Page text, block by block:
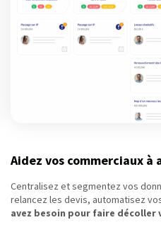
Aidez vos commerciaux
Centralisez et segmentez vos
relancez les devis, automatisez
avez besoin pour faire décoller